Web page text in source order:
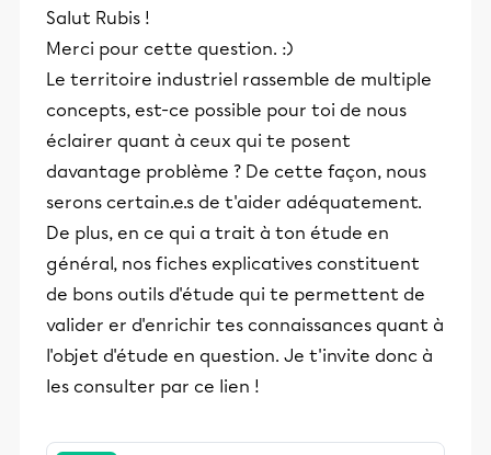
Salut Rubis !
Merci pour cette question. :)
Le territoire industriel rassemble de multiple
concepts, est-ce possible pour toi de nous
éclairer quant à ceux qui te posent
davantage problème ? De cette façon, nous
serons certain.e.s de t'aider adéquatement.
De plus, en ce qui a trait à ton étude en
général, nos fiches explicatives constituent
de bons outils d'étude qui te permettent de
valider er d'enrichir tes connaissances quant à
l'objet d'étude en question. Je t'invite donc à
les consulter par ce lien !